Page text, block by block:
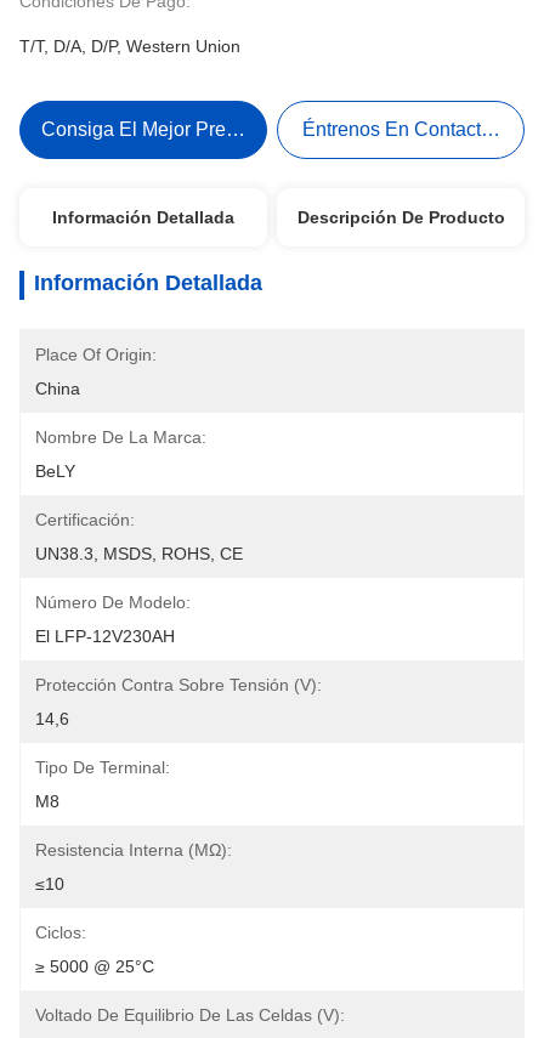
T/T, D/A, D/P, Western Union
Consiga El Mejor Precio Éntrenos En Contacto Con
Información Detallada Descripción De Producto
Información Detallada
Place Of Origin:
China
Nombre De La Marca:
BeLY
Certificación:
UN38.3, MSDS, ROHS, CE
Número De Modelo:
El LFP-12V230AH
Protección Contra Sobre Tensión (V):
14,6
Tipo De Terminal:
M8
Resistencia Interna (MΩ):
≤10
Ciclos:
≥ 5000 @ 25°C
Voltado De Equilibrio De Las Celdas (V):